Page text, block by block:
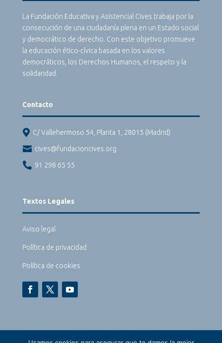
La Fundación Educativa y Asistencial Cives trabaja por la
consecución de una ciudadanía plena en un Estado social
y democrático de derecho. Con este objetivo promueve
la educación ético-cívica basada en los valores
democráticos, los Derechos Humanos, el respeto y la
solidaridad.
Contacto
 C/ Vallehermoso 54, Planta 1, 28015 (Madrid)
 cives@fundacioncives.org
 91 298 65 55
Textos Legales
Aviso legal
Política de privacidad
Política de cookies